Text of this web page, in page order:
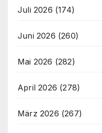
Juli 2026 (174)
Juni 2026 (260)
Mai 2026 (282)
April 2026 (278)
März 2026 (267)